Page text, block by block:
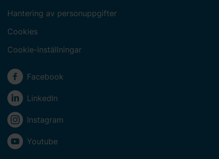
Hantering av personuppgifter
Cookies
Cookie-inställningar
Sociala medier
Facebook
LinkedIn
Instagram
Youtube